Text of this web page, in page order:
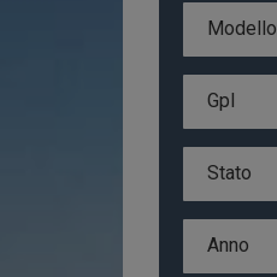
Modello
Gpl
Stato
Anno